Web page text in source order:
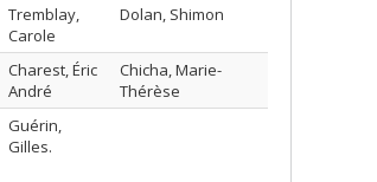
Tremblay,
Carole
Dolan, Shimon
Charest, Éric
André
Chicha, Marie-
Thérèse
Guérin,
Gilles.